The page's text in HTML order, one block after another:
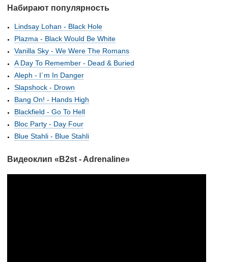
Набирают популярность
Lindsay Lohan - Black Hole
Plazma - Black Would Be White
Vanilla Sky - We Were The Romans
A Day To Remember - Dead & Buried
Aleph - I`m In Danger
Slapshock - Drown
Bang On! - Hands High
Blackfield - Go To Hell
Bloc Party - Day Four
Blue Stahli - Blue Stahli
Видеоклип «B2st - Adrenaline»